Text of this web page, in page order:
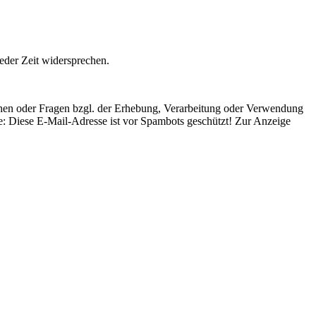
Zeit widersprechen.
oder Fragen bzgl. der Erhebung, Verarbeitung oder Verwendung
Diese E-Mail-Adresse ist vor Spambots geschützt! Zur Anzeige